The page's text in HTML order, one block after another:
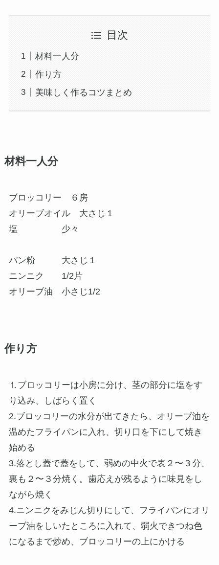
目次
材料一人分
作り方
美味しく作るコツまとめ
材料一人分
ブロッコリー ６房
オリーブオイル 大さじ１
塩 少々
パン粉 大さじ１
ニンニク 1/2片
オリーブ油 小さじ1/2
作り方
⒈ブロッコリーは小房に分け、茎の部分に塩をす
り込み、しばらく置く
2.ブロッコリーの水分が出てきたら、オリーブ油を
温めたフライパンに入れ、切り口を下にして焼き
始める
3.落とし蓋で蓋をして、弱めの中火で表２〜３分、
裏も２〜３分焼く。歯応えが残るように味見をし
ながら焼く
4.ニンニクをみじん切りにして、フライパンにオリ
ーブ油をしいたところに入れて、弱火できつね色
になるまで炒め、ブロッコリーの上にかける